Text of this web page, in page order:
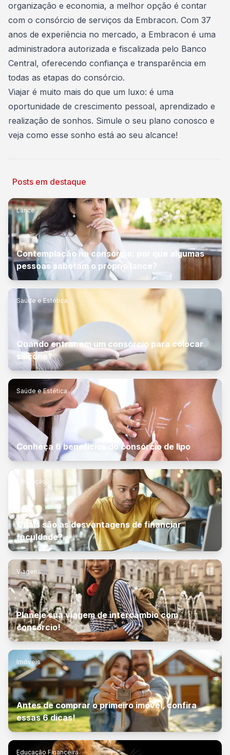
organização e economia, a melhor opção é contar
com o consórcio de serviços da Embracon. Com 37
anos de experiência no mercado, a Embracon é uma
administradora autorizada e fiscalizada pelo Banco
Central, oferecendo confiança e transparência em
todas as etapas do consórcio.
Viajar é muito mais do que um luxo: é uma
oportunidade de crescimento pessoal, aprendizado e
realização de sonhos. Simule o seu plano conosco e
veja como esse sonho está ao seu alcance!
Posts em destaque
Lance
Contemplação no consórcio: por que algumas
pessoas sabotam o próprio lance?
Saúde e Estética
Quando entrar em um consórcio para colocar
silicone?
Saúde e Estética
Conheça 6 benefícios do consórcio de lipo
Educação
Quais são as desvantagens de financiar
faculdade?
Viagens
Planeje sua viagem de intercâmbio com
consórcio!
Imóveis
Antes de comprar o primeiro imóvel, confira
essas 6 dicas!
Educação Financeira